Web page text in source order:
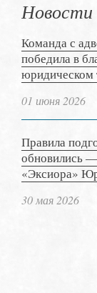
Новости
Команда с
победила в
юридическом
01 июня 2026
Правила
обновились
«Эксиора»
30 мая 2026